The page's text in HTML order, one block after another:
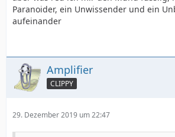
Paranoider, ein Unwissender und ein
aufeinander
Amplifier
CLIPPY
29. Dezember 2019 um 22:47